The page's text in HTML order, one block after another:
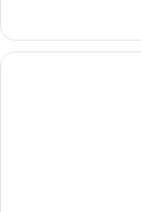
King
Room